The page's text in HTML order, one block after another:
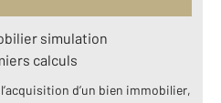
simulation
calculs
d’un bien immobilier,